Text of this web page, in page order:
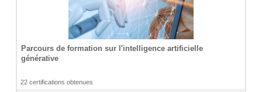
Parcours de formation sur l'intelligence artificielle
générative
22 certifications obtenues